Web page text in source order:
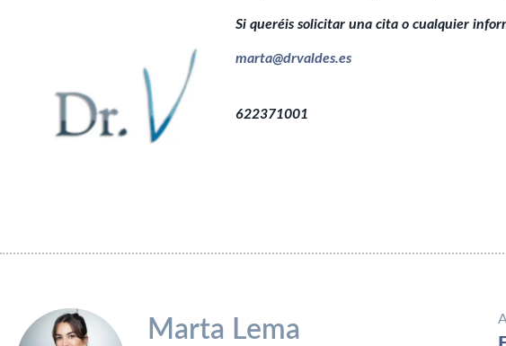
Si queréis solicitar una cita o cualquier
marta@drvaldes.es
622371001
Marta Lema